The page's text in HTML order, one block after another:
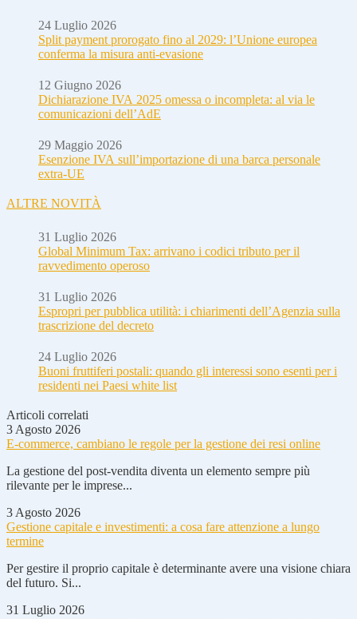
24 Luglio 2026
Split payment prorogato fino al 2029: l’Unione europea
conferma la misura anti-evasione
12 Giugno 2026
Dichiarazione IVA 2025 omessa o incompleta: al via le
comunicazioni dell’AdE
29 Maggio 2026
Esenzione IVA sull’importazione di una barca personale
extra-UE
ALTRE NOVITÀ
31 Luglio 2026
Global Minimum Tax: arrivano i codici tributo per il
ravvedimento operoso
31 Luglio 2026
Espropri per pubblica utilità: i chiarimenti dell’Agenzia sulla
trascrizione del decreto
24 Luglio 2026
Buoni fruttiferi postali: quando gli interessi sono esenti per i
residenti nei Paesi white list
Articoli correlati
3 Agosto 2026
E-commerce, cambiano le regole per la gestione dei resi online
La gestione del post-vendita diventa un elemento sempre più
rilevante per le imprese...
3 Agosto 2026
Gestione capitale e investimenti: a cosa fare attenzione a lungo
termine
Per gestire il proprio capitale è determinante avere una visione chiara
del futuro. Si...
31 Luglio 2026